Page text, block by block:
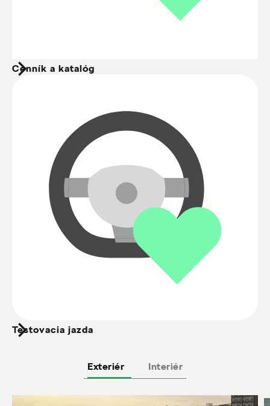
Cenník a katalóg
Testovacia jazda
Exteriér Interiér